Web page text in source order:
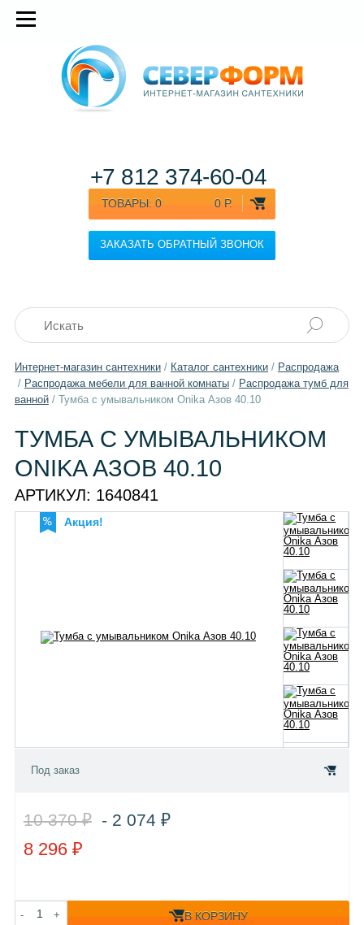
ТОВАРЫ: 0 0 Р.
ЗАКАЗАТЬ ОБРАТНЫЙ ЗВОНОК
+7 812 374-60-04
Интернет-магазин сантехники/ Каталог сантехники/ Распродажа
/ Распродажа мебели для ванной комнаты/ Распродажа тумб для
ванной/ Тумба с умывальником Onika Азов 40.10
ТУМБА С УМЫВАЛЬНИКОМ
ONIKA АЗОВ 40.10
АРТИКУЛ: 1640841
Акция!
Под заказ
10 370 ₽ - 2 074 ₽
8 296 ₽
- + В КОРЗИНУ